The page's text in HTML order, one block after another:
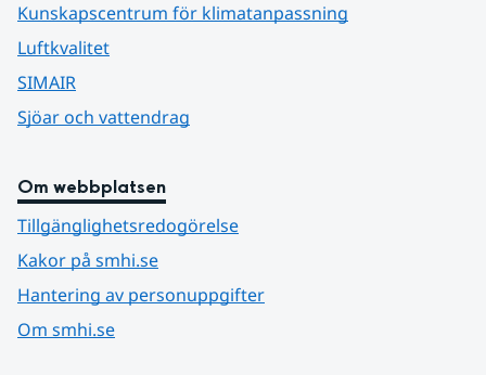
Kunskapscentrum för klimatanpassning
Luftkvalitet
SIMAIR
Sjöar och vattendrag
Om webbplatsen
Tillgänglighetsredogörelse
Kakor på smhi.se
Hantering av personuppgifter
Om smhi.se